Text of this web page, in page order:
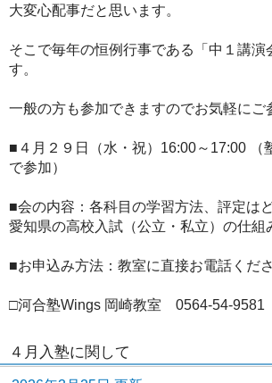
大変心配事だと思います。
そこで毎年の恒例行事である「中１講演
す。
一般の方も参加できますのでお気軽にご
■４月２９日（水・祝）16:00～17:00 （
で参加）
■会の内容：各科目の学習方法、評定は
愛知県の高校入試（公立・私立）の仕組
■お申込み方法：教室に直接お電話くださ
□河合塾Wings 岡崎教室 0564-54-9581
４月入塾に関して